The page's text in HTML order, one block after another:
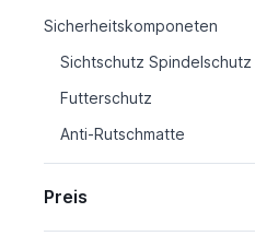
Sicherheitskomponeten
Sichtschutz Spindelschutz
Futterschutz
Anti-Rutschmatte
Preis